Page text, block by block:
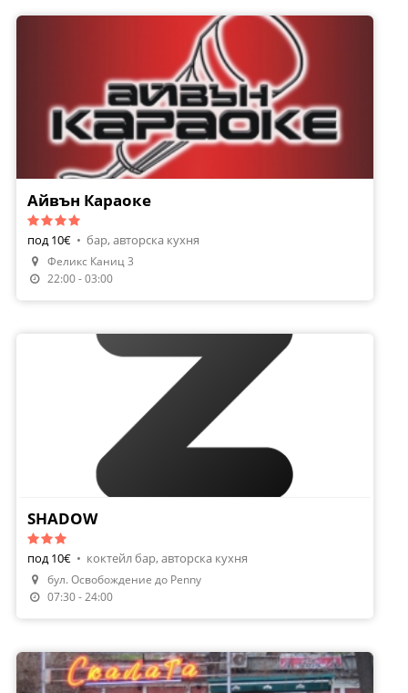
Айвън Караоке
под 10€ • бар, авторска кухня
Феликс Каниц 3
22:00 - 03:00
SHADOW
под 10€ • коктейл бар, авторска кухня
бул. Oсвобождение до Penny
07:30 - 24:00